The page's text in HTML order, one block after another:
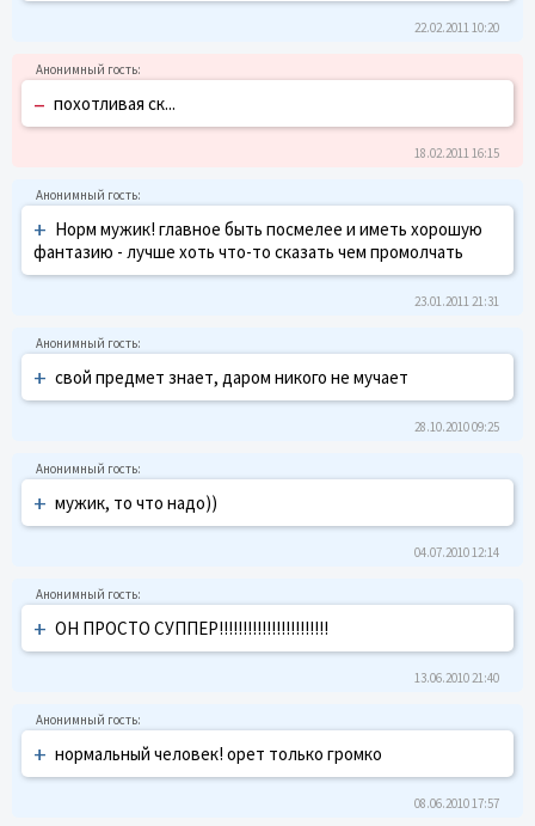
22.02.2011 10:20
– похотливая ск...
18.02.2011 16:15
+ Норм мужик! главное быть посмелее и иметь хорошую
фантазию - лучше хоть что-то сказать чем промолчать
23.01.2011 21:31
+ свой предмет знает, даром никого не мучает
28.10.2010 09:25
+ мужик, то что надо))
04.07.2010 12:14
+ ОН ПРОСТО СУППЕР!!!!!!!!!!!!!!!!!!!!!!!
13.06.2010 21:40
+ нормальный человек! орет только громко
08.06.2010 17:57